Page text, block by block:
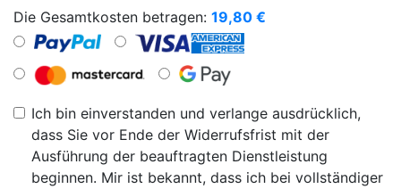
Die Gesamtkosten betragen: 19,80 €
Ich bin einverstanden und verlange ausdrücklich,
dass Sie vor Ende der Widerrufsfrist mit der
Ausführung der beauftragten Dienstleistung
beginnen. Mir ist bekannt, dass ich bei vollständiger